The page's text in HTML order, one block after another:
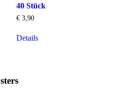
40 Stück
€3,90
DetailsProdukt